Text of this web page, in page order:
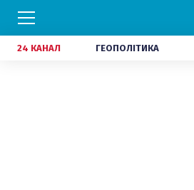
24 КАНАЛ ГЕОПОЛІТИКА